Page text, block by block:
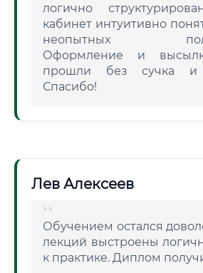
логично
кабинет интуитивно
неопытных
Оформление и
прошли без сучка и
Спасибо!
Лев Алексеев
Обучением остался
лекций выстроены
к практике. Диплом